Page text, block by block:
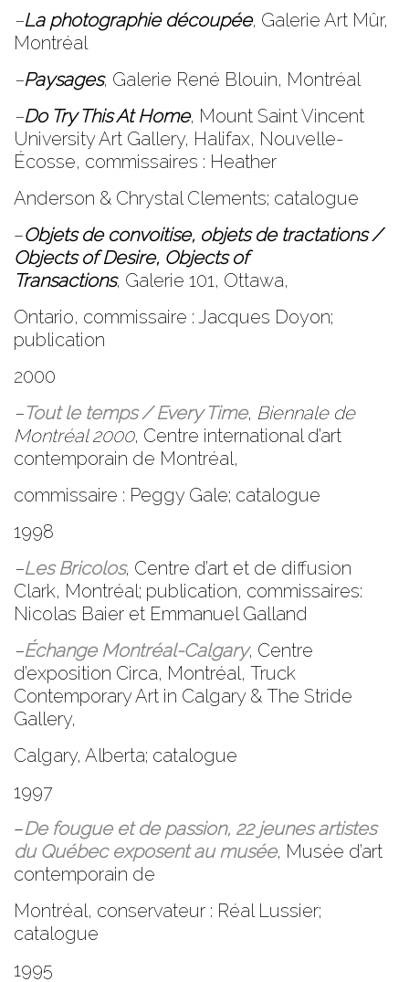
–La photographie découpée, Galerie Art Mûr,
Montréal
–Paysages, Galerie René Blouin, Montréal
–Do Try This At Home, Mount Saint Vincent
University Art Gallery, Halifax, Nouvelle-
Écosse, commissaires : Heather
Anderson & Chrystal Clements; catalogue
–Objets de convoitise, objets de tractations /
Objects of Desire, Objects of
Transactions, Galerie 101, Ottawa,
Ontario, commissaire : Jacques Doyon;
publication
2000
–Tout le temps / Every Time, Biennale de
Montréal 2000, Centre international d’art
contemporain de Montréal,
commissaire : Peggy Gale; catalogue
1998
–Les Bricolos, Centre d’art et de diffusion
Clark, Montréal; publication, commissaires:
Nicolas Baier et Emmanuel Galland
–Échange Montréal-Calgary, Centre
d’exposition Circa, Montréal, Truck
Contemporary Art in Calgary & The Stride
Gallery,
Calgary, Alberta; catalogue
1997
–De fougue et de passion, 22 jeunes artistes
du Québec exposent au musée, Musée d’art
contemporain de
Montréal, conservateur : Réal Lussier;
catalogue
1995